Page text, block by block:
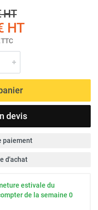
HT
HT
TTC
devis
paiement
d'achat
estivale du
de la semaine 0